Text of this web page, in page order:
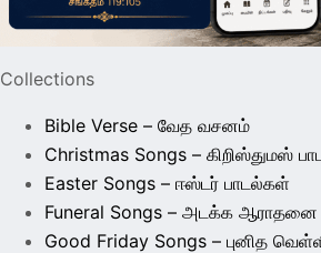
Collections
Bible Verse – வேத வசனம்
Christmas Songs – கிறிஸ்துமஸ்
Easter Songs – ஈஸ்டர் பாடல்கள்
Funeral Songs – அடக்க ஆராதனை
Good Friday Songs – புனித